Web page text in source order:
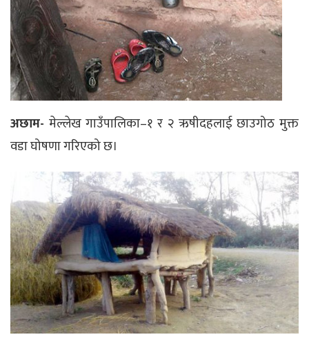
अछाम- मेल्लेख गाउँपालिका–१ र २ ऋषीदहलाई छाउगोठ मुक्त
वडा घोषणा गरिएको छ।